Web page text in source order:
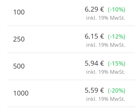
100 6,29 € (-10%)
inkl. 19% MwSt.
250 6,15 € (-12%)
inkl. 19% MwSt.
500 5,94 € (-15%)
inkl. 19% MwSt.
1000 5,59 € (-20%)
inkl. 19% MwSt.